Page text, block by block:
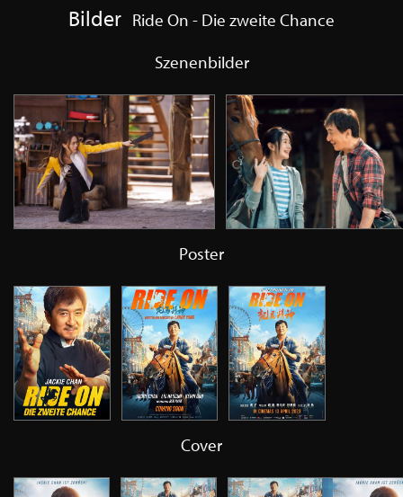
Bilder Ride On - Die zweite Chance
Szenenbilder
Poster
Cover